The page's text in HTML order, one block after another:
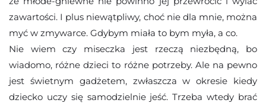
zawartości. I plus niewątpliwy, choć nie dla mnie, można
myć w zmywarce. Gdybym miała to bym myła, a co.
Nie wiem czy miseczka jest rzeczą niezbędną, bo
wiadomo, różne dzieci to różne potrzeby. Ale na pewno
jest świetnym gadżetem, zwłaszcza w okresie kiedy
dziecko uczy się samodzielnie jeść. Trzeba wtedy brać